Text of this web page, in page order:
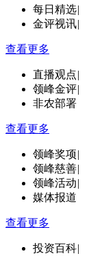
每日精选|
金评视讯|
查看更多
直播观点|
领峰金评|
非农部署
查看更多
领峰奖项|
领峰慈善|
领峰活动|
媒体报道
查看更多
投资百科|